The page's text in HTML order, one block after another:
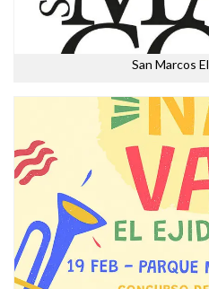
San Marcos